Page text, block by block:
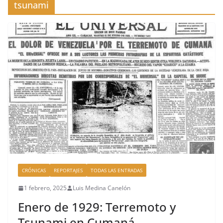
tsunami
CRÓNICAS REPORTAJES TODAS LAS ENTRADAS
1 febrero, 2025 Luis Medina Canelón
Enero de 1929: Terremoto y